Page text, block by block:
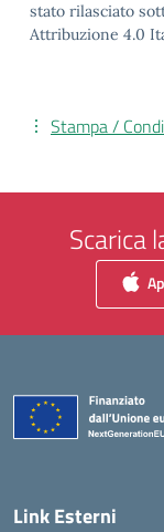
stato rilasciato
Attribuzione 4.0
Stampa /
Scarica
Link Esterni